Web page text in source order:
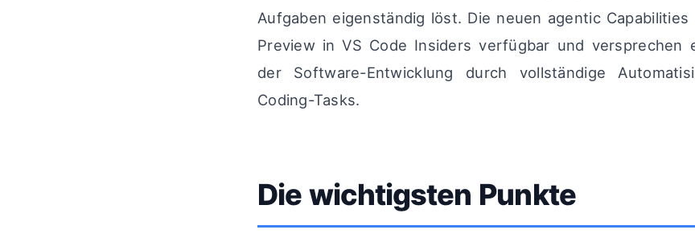
Aufgaben eigenständig löst. Die neuen agentic
Preview in VS Code Insiders verfügbar und versprechen
der Software-Entwicklung durch vollständige
Coding-Tasks.
Die wichtigsten Punkte